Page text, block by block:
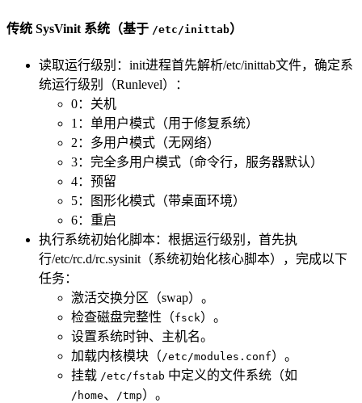
传统 SysVinit 系统（基于 /etc/inittab）
读取运行级别：init进程首先解析/etc/inittab文件，确定系
统运行级别（Runlevel）：
0：关机
1：单用户模式（用于修复系统）
2：多用户模式（无网络）
3：完全多用户模式（命令行，服务器默认）
4：预留
5：图形化模式（带桌面环境）
6：重启
执行系统初始化脚本：根据运行级别，首先执
行/etc/rc.d/rc.sysinit（系统初始化核心脚本），完成以下
任务：
激活交换分区（swap）。
检查磁盘完整性（ fsck）。
设置系统时钟、主机名。
加载内核模块（ /etc/modules.conf ）。
挂载 /etc/fstab 中定义的文件系统（如
/home、 /tmp ）。